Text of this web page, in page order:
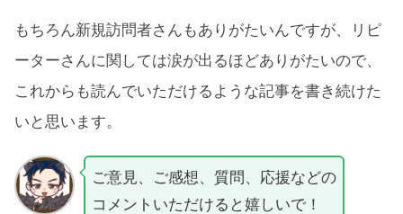
もちろん新規訪問者さんもありがたいんですが、リピ
ーターさんに関しては涙が出るほどありがたいので、
これからも読んでいただけるような記事を書き続けた
いと思います。
ご意見、ご感想、質問、応援などの
コメントいただけると嬉しいで！